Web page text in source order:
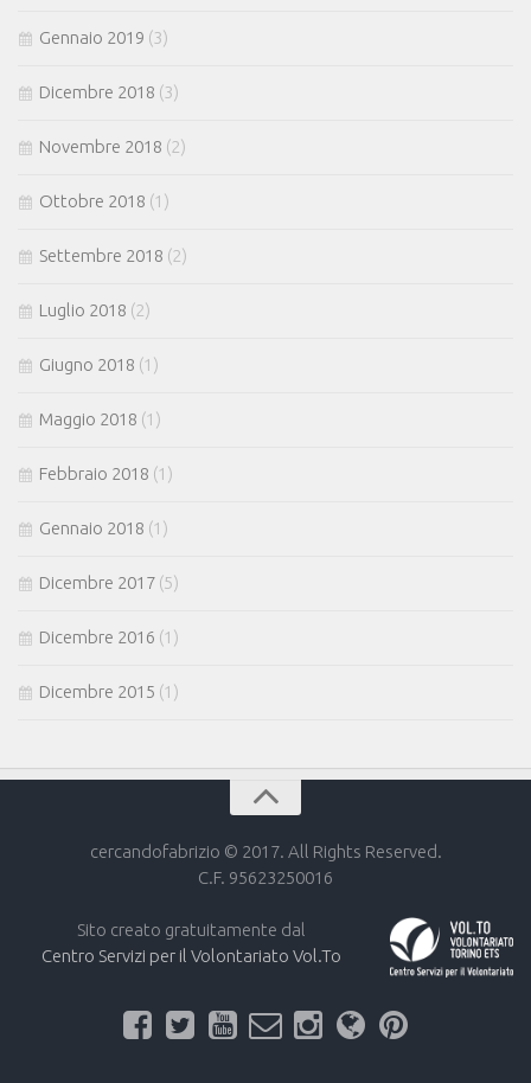
Gennaio 2019 (3)
Dicembre 2018 (3)
Novembre 2018 (2)
Ottobre 2018 (1)
Settembre 2018 (2)
Luglio 2018 (2)
Giugno 2018 (1)
Maggio 2018 (1)
Febbraio 2018 (1)
Gennaio 2018 (1)
Dicembre 2017 (5)
Dicembre 2016 (1)
Dicembre 2015 (1)
cercandofabrizio © 2017. All Rights Reserved.
C.F. 95623250016
Sito creato gratuitamente dal
Centro Servizi per il Volontariato Vol.To